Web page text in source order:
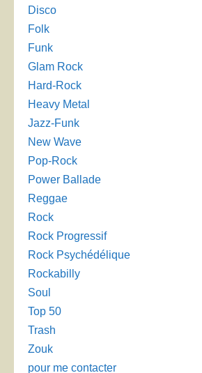
Disco
Folk
Funk
Glam Rock
Hard-Rock
Heavy Metal
Jazz-Funk
New Wave
Pop-Rock
Power Ballade
Reggae
Rock
Rock Progressif
Rock Psychédélique
Rockabilly
Soul
Top 50
Trash
Zouk
pour me contacter